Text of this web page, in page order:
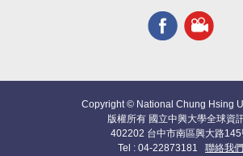
Copyright © National Chung Hsing
版權所有 國立中興大學全球資
402202 台中市南區興大路145
Tel : 04-22873181 聯絡我們